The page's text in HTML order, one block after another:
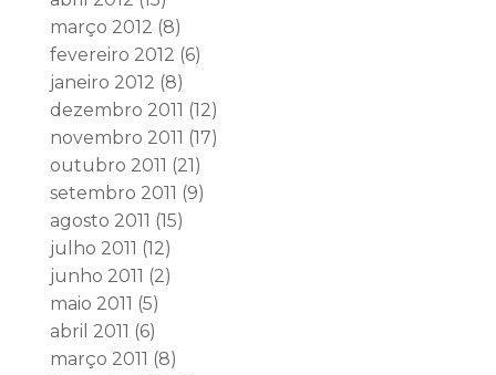
março 2012 (8)
fevereiro 2012 (6)
janeiro 2012 (8)
dezembro 2011 (12)
novembro 2011 (17)
outubro 2011 (21)
setembro 2011 (9)
agosto 2011 (15)
julho 2011 (12)
junho 2011 (2)
maio 2011 (5)
abril 2011 (6)
março 2011 (8)